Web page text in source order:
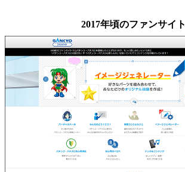
2017年頃のファンサイト